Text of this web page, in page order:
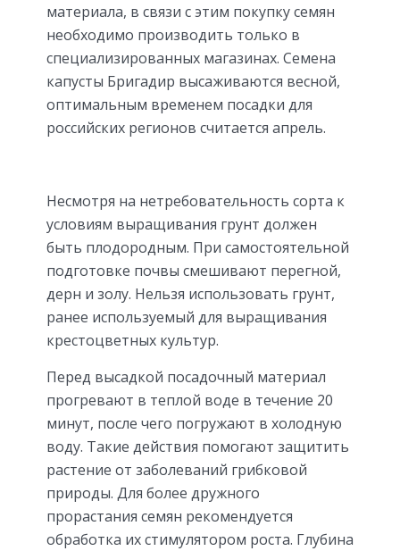
материала, в связи с этим покупку семян
необходимо производить только в
специализированных магазинах. Семена
капусты Бригадир высаживаются весной,
оптимальным временем посадки для
российских регионов считается апрель.
Несмотря на нетребовательность сорта к
условиям выращивания грунт должен
быть плодородным. При самостоятельной
подготовке почвы смешивают перегной,
дерн и золу. Нельзя использовать грунт,
ранее используемый для выращивания
крестоцветных культур.
Перед высадкой посадочный материал
прогревают в теплой воде в течение 20
минут, после чего погружают в холодную
воду. Такие действия помогают защитить
растение от заболеваний грибковой
природы. Для более дружного
прорастания семян рекомендуется
обработка их стимулятором роста. Глубина